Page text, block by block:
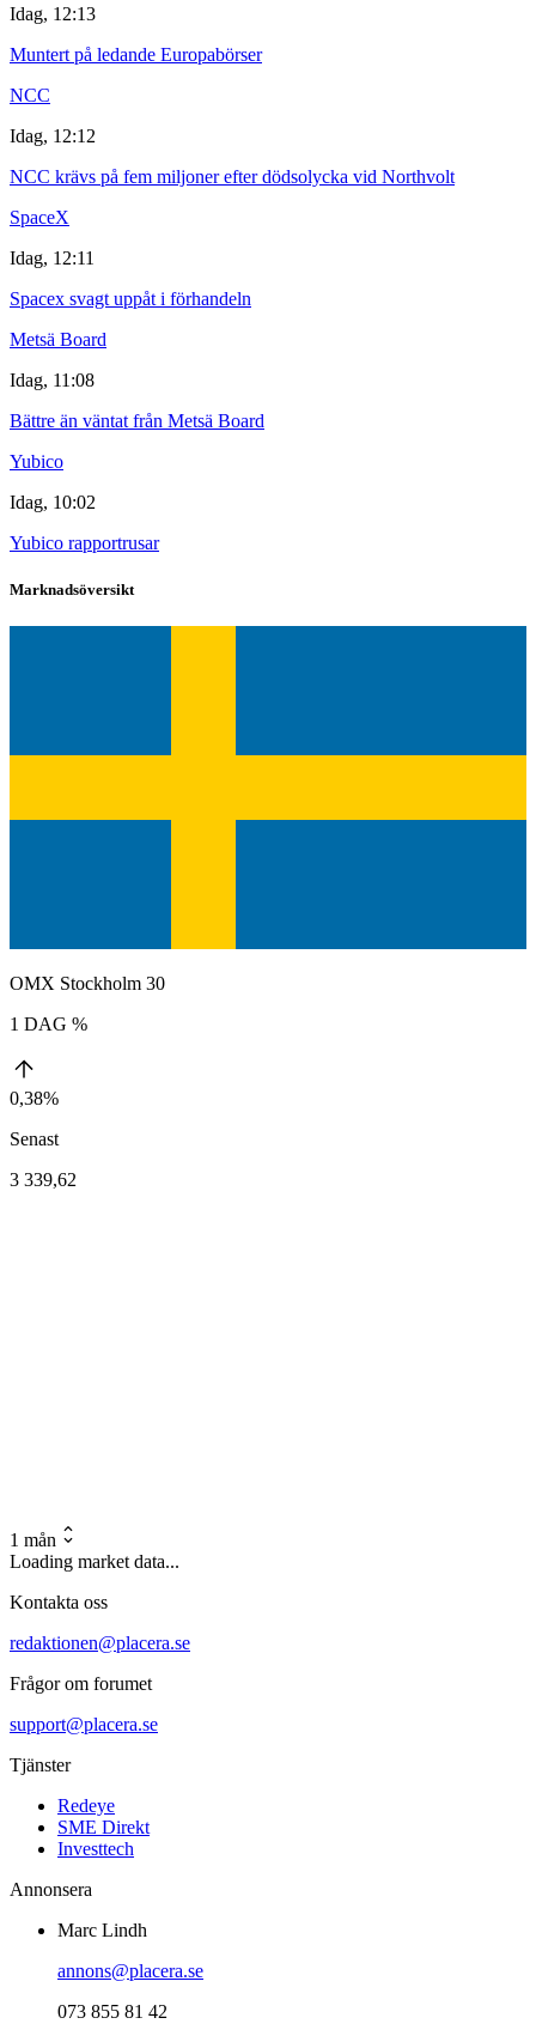
Idag, 12:13
Muntert på ledande Europabörser
NCC
Idag, 12:12
NCC krävs på fem miljoner efter dödsolycka vid Northvolt
SpaceX
Idag, 12:11
Spacex svagt uppåt i förhandeln
Metsä Board
Idag, 11:08
Bättre än väntat från Metsä Board
Yubico
Idag, 10:02
Yubico rapportrusar
Marknadsöversikt
OMX Stockholm 30
1 DAG %
0,38%
Senast
3 339,62
1 mån
Loading market data...
Kontakta oss
redaktionen@placera.se
Frågor om forumet
support@placera.se
Tjänster
Redeye
SME Direkt
Investtech
Annonsera
Marc Lindh
annons@placera.se
073 855 81 42